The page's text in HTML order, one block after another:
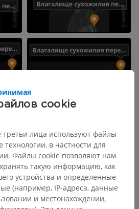
cookie
третьи лица используют файлы
в частности для
Файлы cookie позволяют нам
такую информацию, как
устройства и определенные
(например, IP-адреса, данные
и местонахождении,